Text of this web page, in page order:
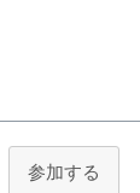
参加する